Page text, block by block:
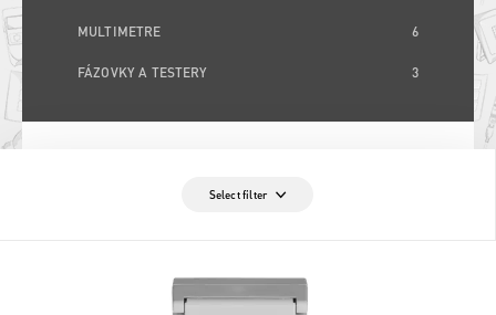
MULTIMETRE 6
FÁZOVKY A TESTERY 3
Select filter